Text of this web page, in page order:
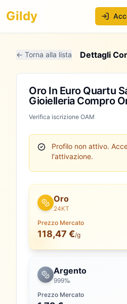
Gildy
← Torna alla lista Dettagli
Oro In Euro Quartu
Gioielleria Compro
Verifica iscrizione OAM
Profilo non attivo.
l'attivazione.
Oro
24KT
Prezzo Mercato
118,47 €/g
Argento
999‰
Prezzo Mercato